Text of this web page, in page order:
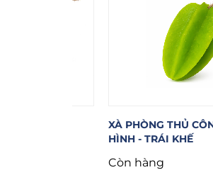
XÀ PHÒNG THỦ CÔNG TẠO
HÌNH - TRÁI KHẾ
Còn hàng